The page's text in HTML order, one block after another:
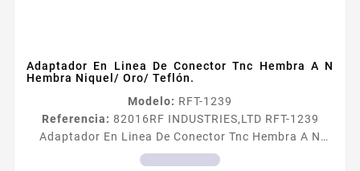
Adaptador En Linea De Conector Tnc Hembra A N
Hembra Niquel/ Oro/ Teflón.
Modelo: RFT-1239
Referencia: 82016RF INDUSTRIES,LTD RFT-1239
Adaptador En Linea De Conector Tnc Hembra A N
Hembra Niquel/ Oro/ Teflón. Adaptador en